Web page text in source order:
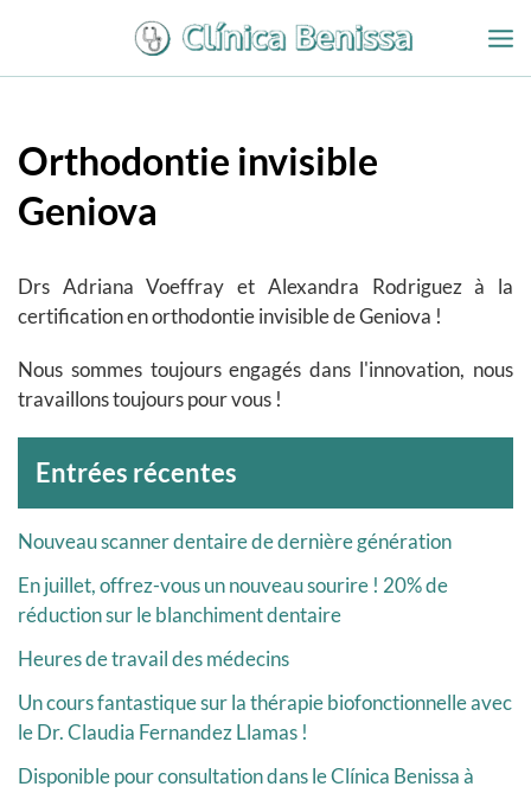
contenu
Orthodontie invisible
Geniova
Drs Adriana Voeffray et Alexandra Rodriguez à la
certification en orthodontie invisible de Geniova !
Nous sommes toujours engagés dans l'innovation, nous
travaillons toujours pour vous !
Entrées récentes
Nouveau scanner dentaire de dernière génération
En juillet, offrez-vous un nouveau sourire ! 20% de
réduction sur le blanchiment dentaire
Heures de travail des médecins
Un cours fantastique sur la thérapie biofonctionnelle avec
le Dr. Claudia Fernandez Llamas !
Disponible pour consultation dans le Clínica Benissa à